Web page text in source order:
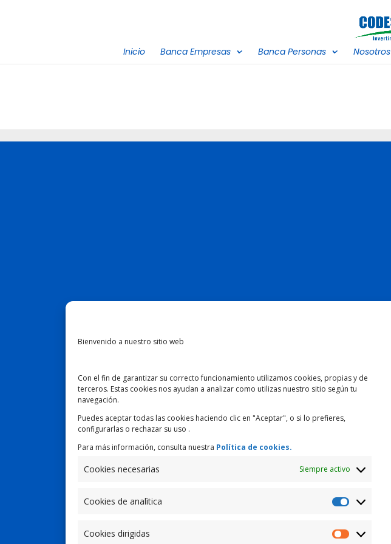
Bienvenido a nuestro sitio web
Con el fin de garantizar su correcto funcionamiento utilizamos cookies, propias y de
terceros. Estas cookies nos ayudan a analizar como utilizas nuestro sitio según tu
navegación.
Puedes aceptar todas las cookies haciendo clic en "Aceptar", o si lo prefieres,
configurarlas o rechazar su uso .
Para más información, consulta nuestra Política de cookies.
Cookies necesarias Siempre activo
Cookies de analìtica
Cookies
analìtica
Cookies dirigidas
Cookies
Inicio Banca Empresas Banca Personas Nosotros